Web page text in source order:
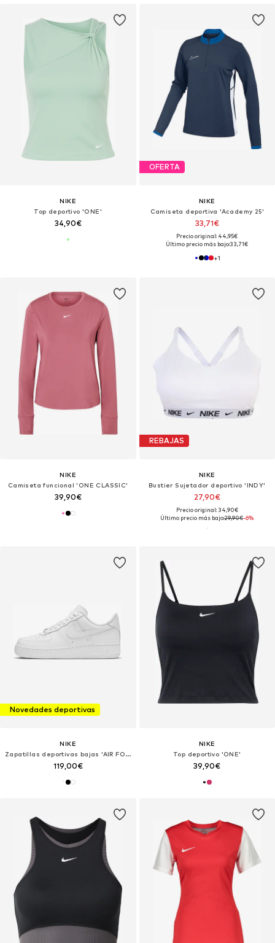
NIKE
Top deportivo 'ONE'
34,90€
OFERTA
NIKE
Camiseta deportiva 'Academy 25'
33,71€
Precio original: 44,95€
Último precio más bajo:33,71€
+1
NIKE
Camiseta funcional 'ONE CLASSIC'
39,90€
REBAJAS
NIKE
Bustier Sujetador deportivo 'INDY'
27,90€
Precio original: 34,90€
Último precio más bajo:29,90€-6%
Novedades deportivas
NIKE
Zapatillas deportivas bajas 'AIR FORCE 1 07'
119,00€
NIKE
Top deportivo 'ONE'
39,90€